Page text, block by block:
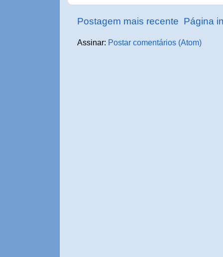
Postagem mais recente Página
Assinar: Postar comentários (Atom)